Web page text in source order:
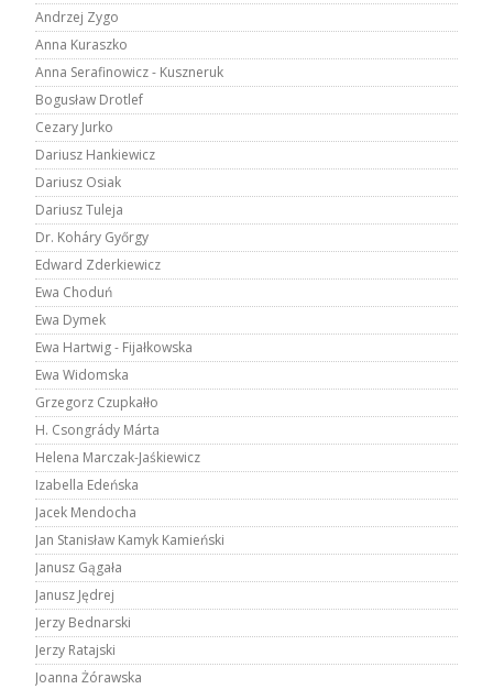
Andrzej Zygo
Anna Kuraszko
Anna Serafinowicz - Kuszneruk
Bogusław Drotlef
Cezary Jurko
Dariusz Hankiewicz
Dariusz Osiak
Dariusz Tuleja
Dr. Koháry Győrgy
Edward Zderkiewicz
Ewa Choduń
Ewa Dymek
Ewa Hartwig - Fijałkowska
Ewa Widomska
Grzegorz Czupkałło
H. Csongrády Márta
Helena Marczak-Jaśkiewicz
Izabella Edeńska
Jacek Mendocha
Jan Stanisław Kamyk Kamieński
Janusz Gągała
Janusz Jędrej
Jerzy Bednarski
Jerzy Ratajski
Joanna Żórawska